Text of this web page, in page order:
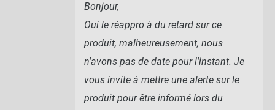
Bonjour,
Oui le réappro à du retard sur ce
produit, malheureusement, nous
n'avons pas de date pour l'instant. Je
vous invite à mettre une alerte sur le
produit pour être informé lors du